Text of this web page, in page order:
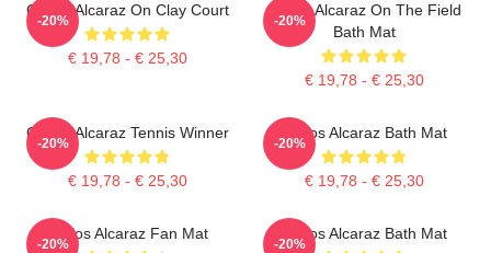
Carlos Alcaraz On Clay Court
€ 19,78 - € 25,30
-20%
Carlos Alcaraz On The Field
Bath Mat
€ 19,78 - € 25,30
-20%
Carlos Alcaraz Tennis Winner
€ 19,78 - € 25,30
-20%
Carlos Alcaraz Bath Mat
€ 19,78 - € 25,30
-20%
Carlos Alcaraz Fan Mat
-20%
Carlos Alcaraz Bath Mat
-20%